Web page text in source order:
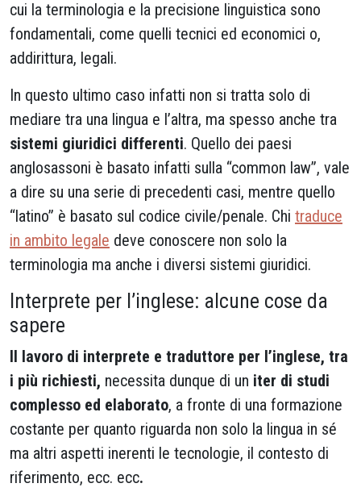
cui la terminologia e la precisione linguistica sono
fondamentali, come quelli tecnici ed economici o,
addirittura, legali.
In questo ultimo caso infatti non si tratta solo di
mediare tra una lingua e l’altra, ma spesso anche tra
sistemi giuridici differenti. Quello dei paesi
anglosassoni è basato infatti sulla “common law”, vale
a dire su una serie di precedenti casi, mentre quello
“latino” è basato sul codice civile/penale. Chi traduce
in ambito legale deve conoscere non solo la
terminologia ma anche i diversi sistemi giuridici.
Interprete per l’inglese: alcune cose da
sapere
Il lavoro di interprete e traduttore per l’inglese, tra
i più richiesti, necessita dunque di un iter di studi
complesso ed elaborato, a fronte di una formazione
costante per quanto riguarda non solo la lingua in sé
ma altri aspetti inerenti le tecnologie, il contesto di
riferimento, ecc. ecc.